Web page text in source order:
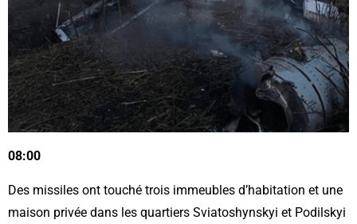
08:00
Des missiles ont touché trois immeubles d’habitation et une
maison privée dans les quartiers Sviatoshynskyi et Podilskyi